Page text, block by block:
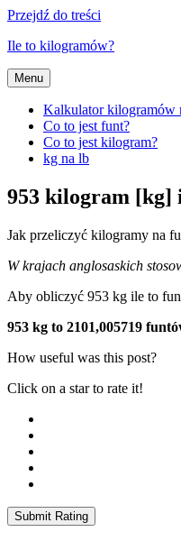
Przejdź do treści
Ile to kilogramów?
Menu
Kalkulator kilogramów
Co to jest funt?
Co to jest kilogram?
kg na lb
953 kilogram [kg]
Jak przeliczyć kilogramy na
W krajach anglosaskich
Aby obliczyć 953 kg ile to
953 kg to 2101,005719
How useful was this post?
Click on a star to rate it!
Submit Rating